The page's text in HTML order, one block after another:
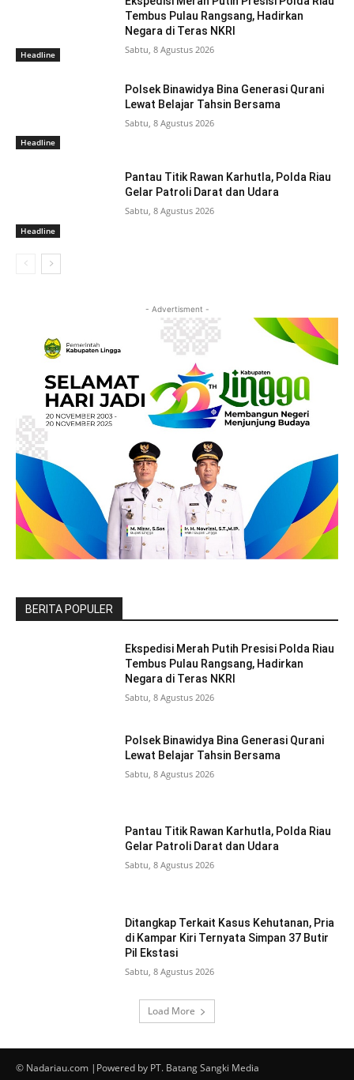
Headline
Tembus Pulau Rangsang, Hadirkan
Negara di Teras NKRI
Sabtu, 8 Agustus 2026
Headline
Polsek Binawidya Bina Generasi Qurani
Lewat Belajar Tahsin Bersama
Sabtu, 8 Agustus 2026
Headline
Pantau Titik Rawan Karhutla, Polda Riau
Gelar Patroli Darat dan Udara
Sabtu, 8 Agustus 2026
- Advertisment -
BERITA POPULER
Ekspedisi Merah Putih Presisi Polda Riau
Tembus Pulau Rangsang, Hadirkan
Negara di Teras NKRI
Sabtu, 8 Agustus 2026
Polsek Binawidya Bina Generasi Qurani
Lewat Belajar Tahsin Bersama
Sabtu, 8 Agustus 2026
Pantau Titik Rawan Karhutla, Polda Riau
Gelar Patroli Darat dan Udara
Sabtu, 8 Agustus 2026
Ditangkap Terkait Kasus Kehutanan, Pria
di Kampar Kiri Ternyata Simpan 37 Butir
Pil Ekstasi
Sabtu, 8 Agustus 2026
Load More
© Nadariau.com |Powered by PT. Batang Sangki Media